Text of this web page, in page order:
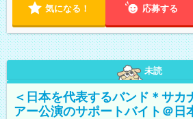
気になる！ 応募する
未読
＜日本を代表するバンド＊サカ
アー公演のサポートバイト＠日